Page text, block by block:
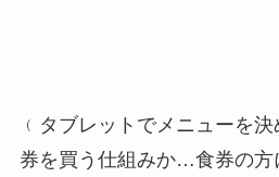
﹙タブレットでメニューを
券を買う仕組みか…食券の方